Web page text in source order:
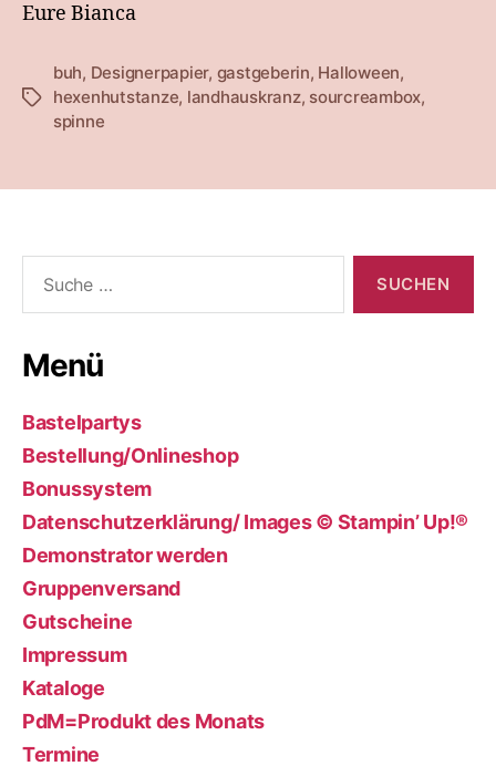
Eure Bianca
Schlagwörter
buh, Designerpapier, gastgeberin, Halloween,
hexenhutstanze, landhauskranz, sourcreambox,
spinne
nach:
Menü
Bastelpartys
Bestellung/Onlineshop
Bonussystem
Datenschutzerklärung/ Images © Stampin’ Up!®
Demonstrator werden
Gruppenversand
Gutscheine
Impressum
Kataloge
PdM=Produkt des Monats
Termine